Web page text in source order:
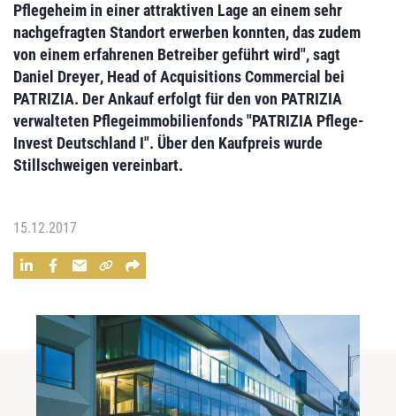
Pflegeheim in einer attraktiven Lage an einem sehr
nachgefragten Standort erwerben konnten, das zudem
von einem erfahrenen Betreiber geführt wird", sagt
Daniel Dreyer, Head of Acquisitions Commercial bei
PATRIZIA. Der Ankauf erfolgt für den von PATRIZIA
verwalteten Pflegeimmobilienfonds "PATRIZIA Pflege-
Invest Deutschland I". Über den Kaufpreis wurde
Stillschweigen vereinbart.
15.12.2017